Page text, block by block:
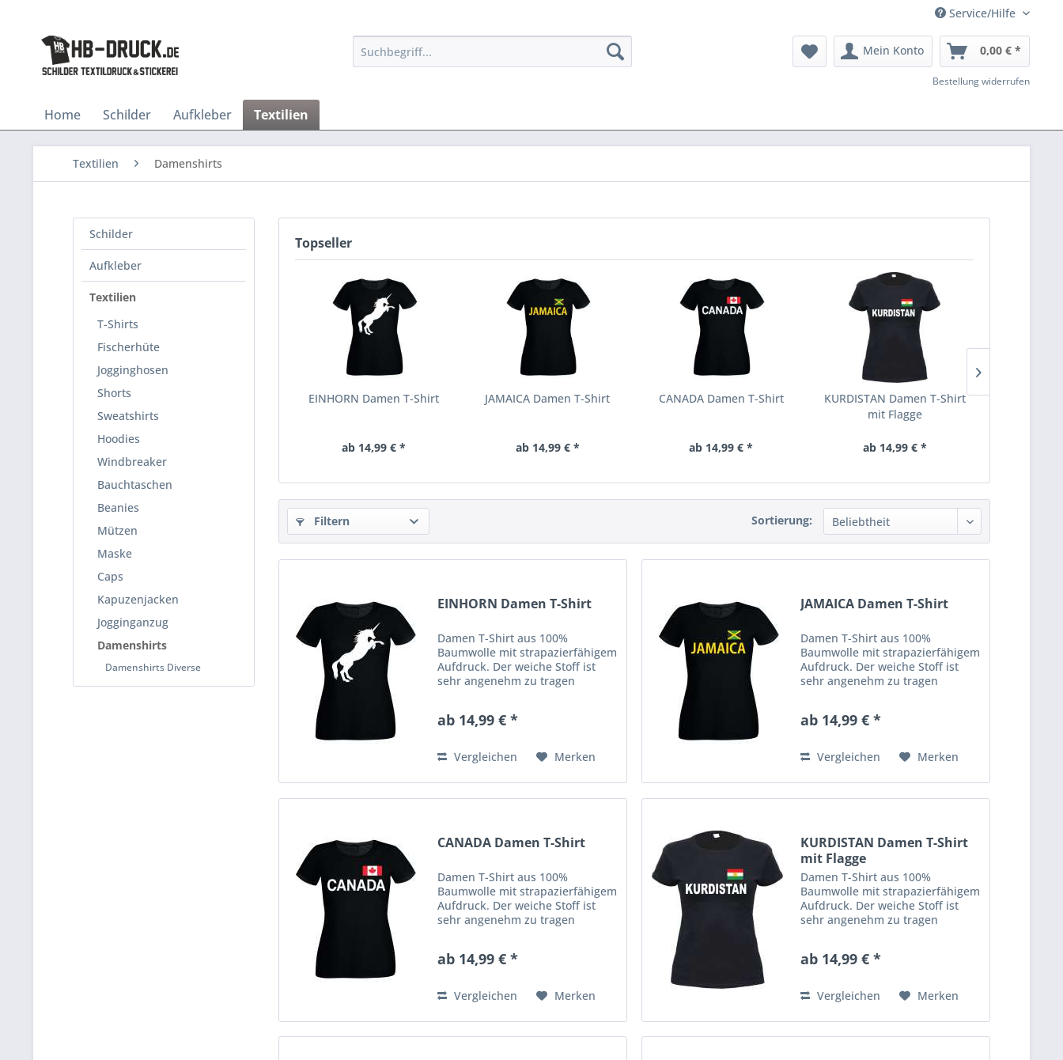
Service/Hilfe
Mein Konto 0,00 € *
Bestellung widerrufen
Home Schilder Aufkleber Textilien
Textilien Damenshirts
Schilder
Aufkleber
Textilien
T-Shirts
Fischerhüte
Jogginghosen
Shorts
Sweatshirts
Hoodies
Windbreaker
Bauchtaschen
Beanies
Mützen
Maske
Caps
Kapuzenjacken
Jogginganzug
Damenshirts
Damenshirts Diverse
Topseller
EINHORN Damen T-Shirt
ab 14,99 € *
JAMAICA Damen T-Shirt
ab 14,99 € *
CANADA Damen T-Shirt
ab 14,99 € *
KURDISTAN Damen T-Shirt
mit Flagge
ab 14,99 € *
Filtern Sortierung:
EINHORN Damen T-Shirt
Damen T-Shirt aus 100%
Baumwolle mit strapazierfähigem
Aufdruck. Der weiche Stoff ist
sehr angenehm zu tragen
Passform mit
hat es Doppelnähte an...
ab 14,99 € *
Vergleichen Merken
JAMAICA Damen T-Shirt
Damen T-Shirt aus 100%
Baumwolle mit strapazierfähigem
Aufdruck. Der weiche Stoff ist
sehr angenehm zu tragen
Passform mit
hat es Doppelnähte an...
ab 14,99 € *
Vergleichen Merken
CANADA Damen T-Shirt
Damen T-Shirt aus 100%
Baumwolle mit strapazierfähigem
Aufdruck. Der weiche Stoff ist
sehr angenehm zu tragen
Passform mit
hat es Doppelnähte an...
ab 14,99 € *
Vergleichen Merken
KURDISTAN Damen T-Shirt
mit Flagge
Damen T-Shirt aus 100%
Baumwolle mit strapazierfähigem
Aufdruck. Der weiche Stoff ist
sehr angenehm zu tragen
Passform mit
hat es Doppelnähte an...
ab 14,99 € *
Vergleichen Merken